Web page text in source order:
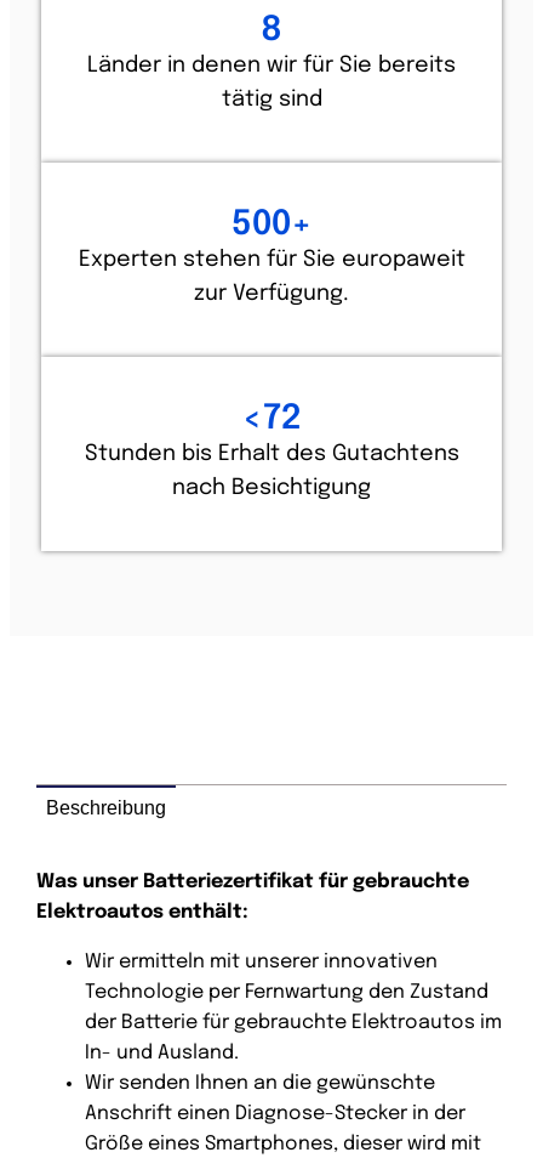
Länder in denen wir für Sie bereits
tätig sind
8
Experten stehen für Sie europaweit
zur Verfügung.
500+
Stunden bis Erhalt des Gutachtens
nach Besichtigung
<72
Beschreibung
Was unser Batteriezertifikat für gebrauchte
Elektroautos enthält:
Wir ermitteln mit unserer innovativen
Technologie per Fernwartung den Zustand
der Batterie für gebrauchte Elektroautos im
In- und Ausland.
Wir senden Ihnen an die gewünschte
Anschrift einen Diagnose-Stecker in der
Größe eines Smartphones, dieser wird mit